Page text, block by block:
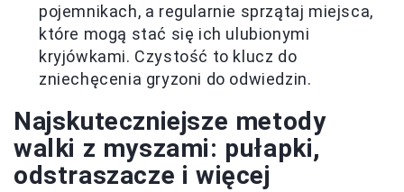
pojemnikach, a regularnie sprzątaj miejsca,
które mogą stać się ich ulubionymi
kryjówkami. Czystość to klucz do
zniechęcenia gryzoni do odwiedzin.
Najskuteczniejsze metody
walki z myszami: pułapki,
odstraszacze i więcej